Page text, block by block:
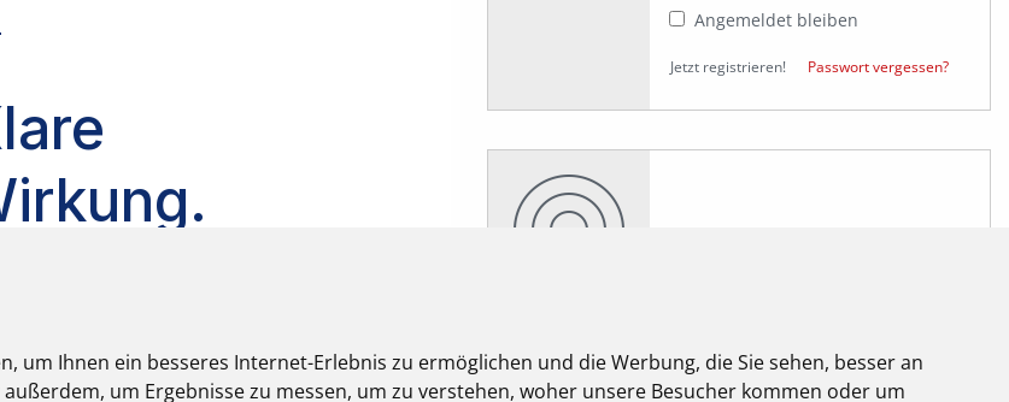
um Ihnen ein besseres Internet-Erlebnis zu ermöglichen und die Werbung, die Sie sehen, besser an
um Ergebnisse zu messen, um zu verstehen, woher unsere Besucher kommen oder um
Angemeldet bleiben
Jetzt registrieren! Passwort vergessen?
elektroforum